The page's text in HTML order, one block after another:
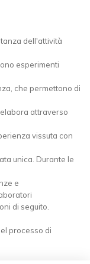
dell'attività
esperimenti
che permettono di
attraverso
vissuta con
unica. Durante le
e
di seguito.
processo di